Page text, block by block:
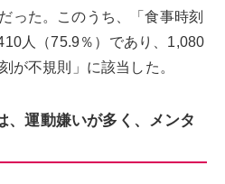
った。このうち、「食事時刻
人（75.9％）であり、1,080
が不規則」に該当した。
、運動嫌いが多く、メンタ